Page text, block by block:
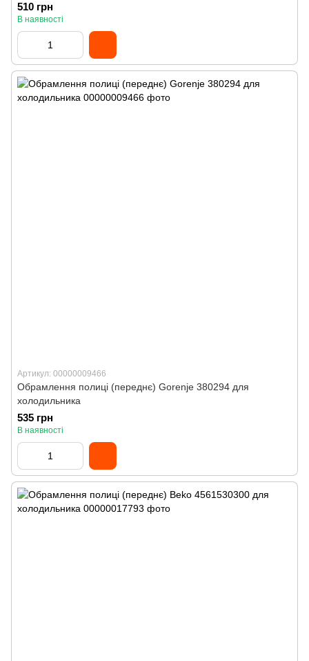
510 грн
В наявності
Артикул: 00000009466
Обрамлення полиці (переднє) Gorenje 380294 для
холодильника
535 грн
В наявності